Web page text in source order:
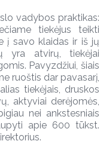
vadybos praktikas:
tiekėjus teikti
į savo klaidas ir iš jų
yra atvirų, tiekėjai
Pavyzdžiui, šiais
ruoštis dar pavasarį,
tiekėjais, druskos
aktyviai derėjomės,
nei ankstesniais
apie 600 tūkst.